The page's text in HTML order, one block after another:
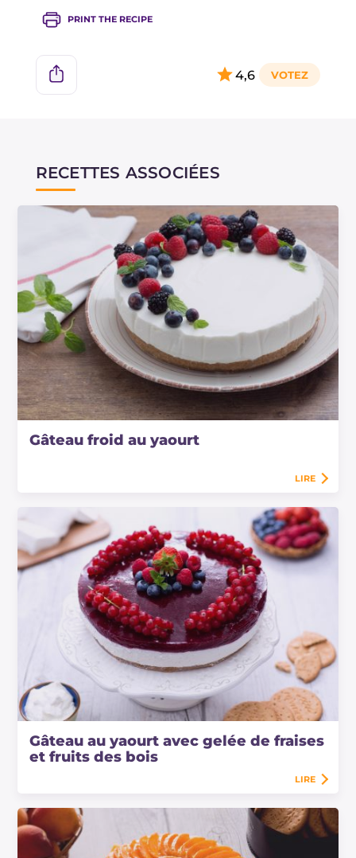
PRINT THE RECIPE
4,6
RECETTES ASSOCIÉES
Gâteau froid au yaourt
LIRE
Gâteau au yaourt avec gelée de fraises
et fruits des bois
LIRE